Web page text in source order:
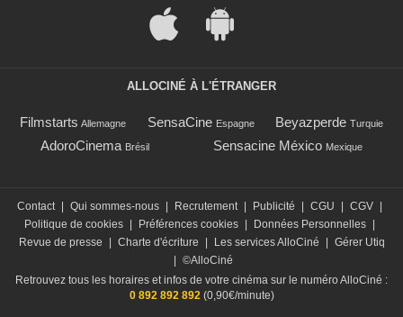
ALLOCINÉ À L'ÉTRANGER
Filmstarts Allemagne SensaCine Espagne Beyazperde Turquie
AdoroCinema Brésil Sensacine México Mexique
Contact Qui sommes-nous Recrutement Publicité CGU CGV
Politique de cookies
Préférences cookies Données Personnelles
Revue de presse
Charte d'écriture Les services AlloCiné
Gérer Utiq
©AlloCiné
Retrouvez tous les horaires et infos de votre cinéma sur le numéro AlloCiné :
0 892 892 892(0,90€/minute)